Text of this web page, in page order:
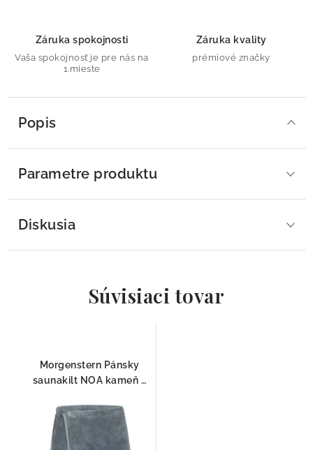
Záruka spokojnosti
Vaša spokojnosť je pre nás na
1.mieste
Záruka kvality
prémiové značky
Popis
Parametre produktu
Diskusia
Súvisiaci tovar
Morgenstern Pánsky
saunakilt NOA kameň –
100% bavlny